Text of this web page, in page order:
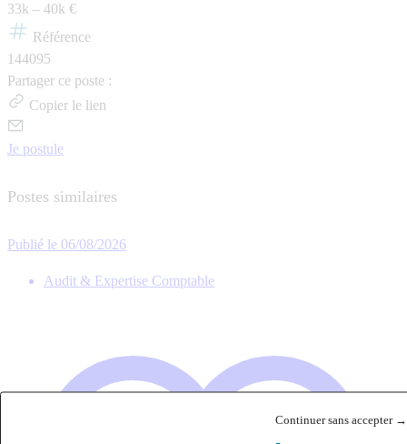
Continuer sans accepter →
33k – 40k €
Référence
144095
Partager ce poste :
Copier le lien
Je postule
Postes similaires
Publié le 06/08/2026
Audit & Expertise Comptable